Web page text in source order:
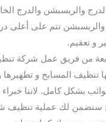
والريسبشن والدرج
تتم على أعلى
و تعقيم.
من فريق عمل شركة
تنظيف المسابح و تطهيرها
بشكل كامل. لاننا
سنضمن لك عملية تنظيف